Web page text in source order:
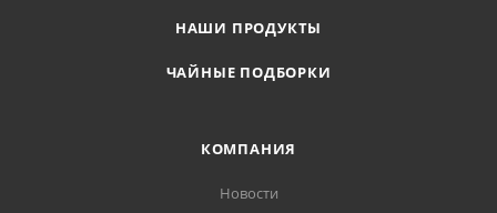
НАШИ ПРОДУКТЫ
ЧАЙНЫЕ ПОДБОРКИ
КОМПАНИЯ
Новости